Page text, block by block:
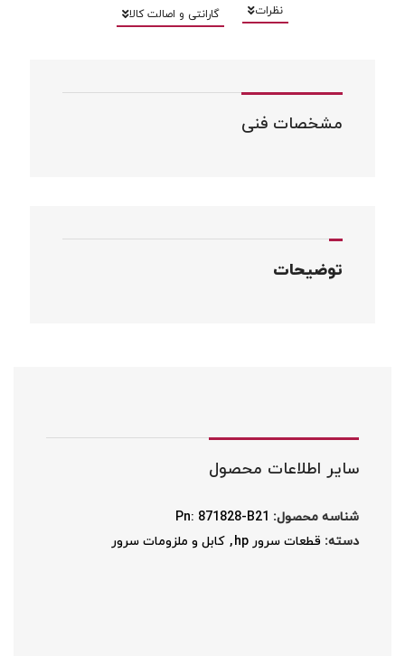
نظرات گارانتی و اصالت کالا
مشخصات فنی
توضیحات
سایر اطلاعات محصول
شناسه محصول: Pn: 871828-B21
دسته: قطعات سرور hp , کابل و ملزومات سرور